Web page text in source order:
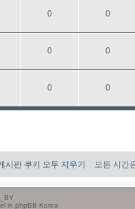
0글
타
래
0글
0글
타
래
0글
0글
타
0글
모든 시간
시판 쿠키 모두 지우기
in phpBB Korea